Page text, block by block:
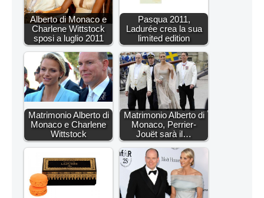
Alberto di Monaco e
Charlene Wittstock
sposi a luglio 2011
Pasqua 2011,
Ladurée crea la sua
limited edition
Matrimonio Alberto di
Monaco e Charlene
Wittstock
Matrimonio Alberto di
Monaco, Perrier-
Jouët sarà il…